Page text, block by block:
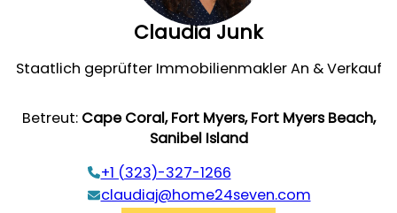
Claudia Junk
Staatlich geprüfter Immobilienmakler An & Verkauf
Betreut: Cape Coral, Fort Myers, Fort Myers Beach,
Sanibel Island
+1 (323)-327-1266
claudiaj@home24seven.com